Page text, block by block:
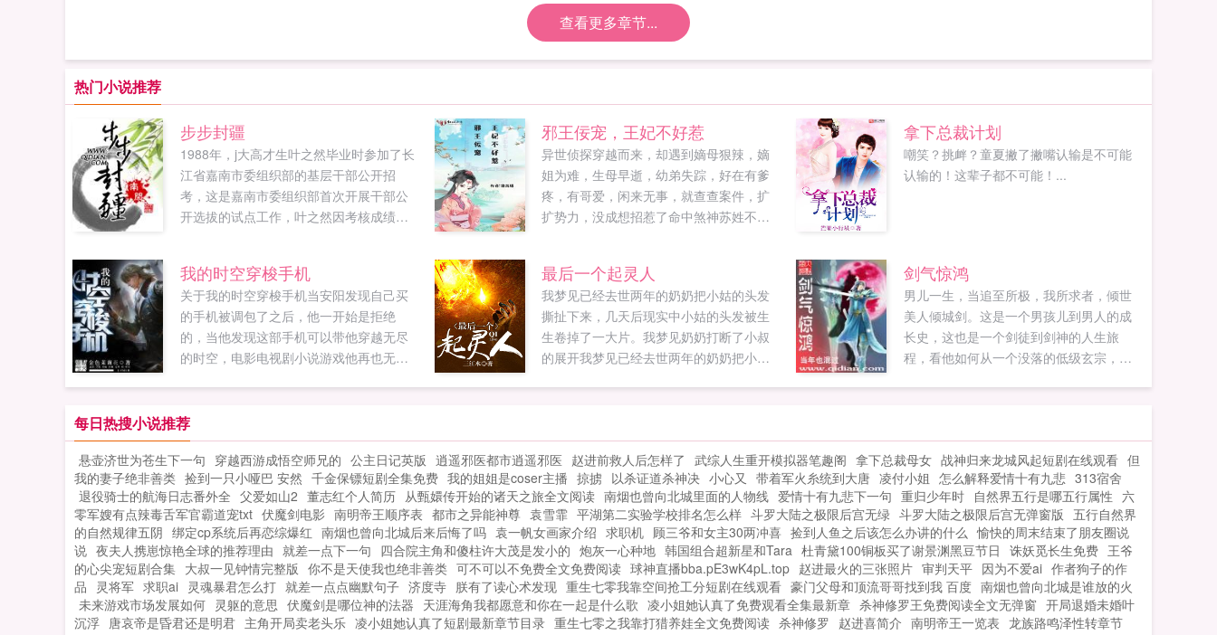
查看更多章节...
热门小说推荐
步步封疆
1988年，j大高才生叶之然毕业时参加了长
江省嘉南市委组织部的基层干部公开招
考，这是嘉南市委组织部首次开展干部公
开选拔的试点工作，叶之然因考核成绩优
在马石乡工作二年后被提拔为副乡长开
始，叙述了他如何一步步从乡镇基层干部
走上省委领导的全过程以及在步步高升中
对生活爱情态度。看一个基层干部如何在
改革开放的浪潮中施展自己的抱负，展示
自己政治才华和领导能力？看官场沉浮中
我，走上权力的高峰。美色当前，主人公
对待爱情生活能坚持最初的纯洁吗？崛起
中的政治新星，面对各派系的打压，家族
势力的拉拢如何坚持自己执政为民的政治
理念？（本书内容纯属虚构）...
邪王佞宠，王妃不好惹
异世侦探穿越而来，却遇到嫡母狠辣，嫡
姐为难，生母早逝，幼弟失踪，好在有爹
疼，有哥爱，闲来无事，就查查案件，扩
扩势力，没成想招惹了命中煞神苏姓不好
拿下总裁计划
嘲笑？挑衅？童夏撇了撇嘴认输是不可能
认输的！这辈子都不可能！...
我的时空穿梭手机
关于我的时空穿梭手机当安阳发现自己买
的手机被调包了之后，他一开始是拒绝
的，当他发现这部手机可以带他穿越无尽
的时空，电影电视剧小说游戏他再也无法
最后一个起灵人
我梦见已经去世两年的奶奶把小姑的头发
撕扯下来，几天后现实中小姑的头发被生
生卷掉了一大片。我梦见奶奶打断了小叔
的展开我梦见已经去世两年的奶奶把小姑
外，脖子断了。我又梦见奶奶把小堂妹活
活咬死...
剑气惊鸿
男儿一生，当追至所极，我所求者，倾世
美人倾城剑。这是一个男孩儿到男人的成
长史，这也是一个剑徒到剑神的人生旅
程，看他如何从一个没落的低级玄宗，一
群10977093老群116364328...
每日热搜小说推荐
悬壶济世为苍生下一句 穿越西游成悟空师兄的 公主日记英版 逍遥邪医都市逍遥邪医 赵进前救人后怎样了 武综人生重开模拟器笔趣阁 拿下总裁母女 战神归来龙城风起短剧在线观看 但
我的妻子绝非善类 捡到一只小哑巴 安然 千金保镖短剧全集免费 我的姐姐是coser主播 掠掳 以杀证道杀神决 小心又 带着军火糸统到大唐 凌付小姐 怎么解释爱情十有九悲 313宿舍
退役骑士的航海日志番外全 父爱如山2 董志红个人简历 从甄嬛传开始的诸天之旅全文阅读 南烟也曾向北城里面的人物线 爱情十有九悲下一句 重归少年时 自然界五行是哪五行属性 六
零军嫂有点辣毒舌军官霸道宠txt 伏魔剑电影 南明帝王顺序表 都市之异能神尊 袁雪霏 平湖第二实验学校排名怎么样 斗罗大陆之极限后宫无绿 斗罗大陆之极限后宫无弹窗版 五行自然界
的自然规律五阴 绑定cp系统后再恋综爆红 南烟也曾向北城后来后悔了吗 袁一帆女画家介绍 求职机 顾三爷和女主30两冲喜 捡到人鱼之后该怎么办讲的什么 愉快的周末结束了朋友圈说
说 夜夫人携崽惊艳全球的推荐理由 就差一点下一句 四合院主角和傻柱许大茂是发小的 炮灰一心种地 韩国组合超新星和Tara 杜青黛100铜板买了谢景渊黑豆节日 诛妖觅长生免费 王爷
的心尖宠短剧合集 大叔一见钟情完整版 你不是天使我也绝非善类 可不可以不免费全文免费阅读 球神直播bba.pE3wK4pL.top 赵进最火的三张照片 审判天平 因为不爱ai 作者狗子的作
品
灵将军 求职ai 灵魂暴君怎么打 就差一点点幽默句子 济度寺 朕有了读心术发现 重生七零我靠空间抢工分短剧在线观看 豪门父母和顶流哥哥找到我 百度 南烟也曾向北城是谁放的火
未来游戏市场发展如何 灵躯的意思 伏魔剑是哪位神的法器 天涯海角我都愿意和你在一起是什么歌 凌小姐她认真了免费观看全集最新章 杀神修罗王免费阅读全文无弹窗 开局退婚未婚叶
沉浮 唐哀帝是昏君还是明君 主角开局卖老头乐 凌小姐她认真了短剧最新章节目录 重生七零之我靠打猎养娃全文免费阅读 杀神修罗 赵进喜简介 南明帝王一览表 龙族路鸣泽性转章节